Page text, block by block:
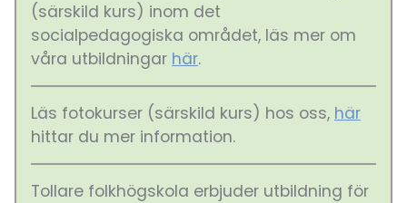
(särskild kurs) inom det
socialpedagogiska området, läs mer om
våra utbildningar här.
Läs fotokurser (särskild kurs) hos oss, här
hittar du mer information.
Tollare folkhögskola erbjuder utbildning för